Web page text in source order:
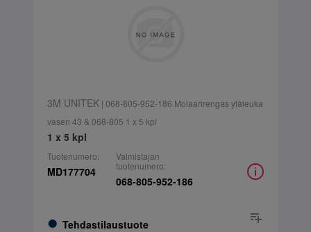
3M UNITEK| 068-805-952-186 Molaarirengas yläleuka
vasen 43 & 068-805 1 x 5 kpl
1 x 5 kpl
Tuotenumero:
MD177704
Tehdastilaustuote
Valmistajan
tuotenumero:
068-805-952-186